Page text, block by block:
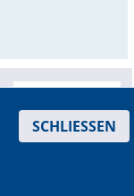
SCHLIESSEN